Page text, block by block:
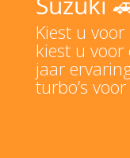
Kiest u
kiest u
jaar
turbo’s